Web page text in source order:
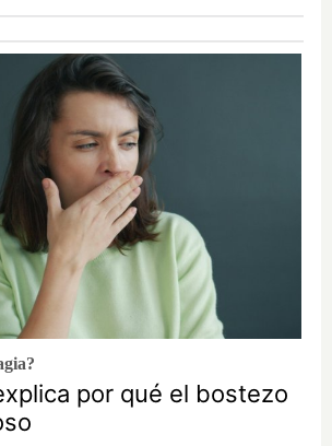
por qué el bostezo